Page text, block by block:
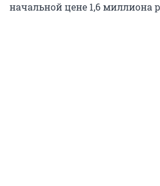
начальной цене 1,6 миллиона